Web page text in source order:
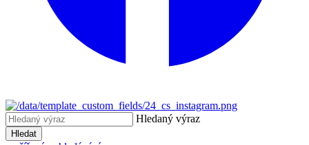
Hledaný výraz
Hledat